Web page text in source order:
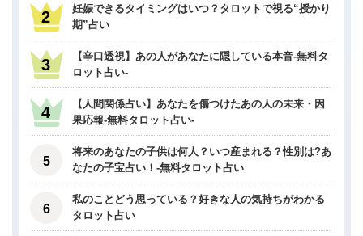
妊娠できるタイミングはいつ？タロットで視る“授かり
期”占い
【辛口透視】あの人があなたに隠している本音-無料タ
ロット占い-
【人間関係占い】あなたを傷つけたあの人の未来・因
果応報-無料タロット占い-
将来のあなたの子供は何人？いつ産まれる？性別は?あ
なたの子宝占い！-無料タロット占い
私のことどう思っている？好きな人の気持ちがわかる
タロット占い